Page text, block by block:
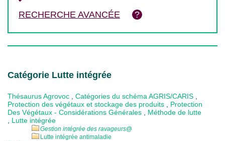
RECHERCHE AVANCÉE
Catégorie Lutte intégrée
Thésaurus Agrovoc Catégories du schéma AGRIS/CARIS
Protection des végétaux et stockage des produits
Protection
Des Végétaux - Considérations Générales
Méthode de lutte
Lutte intégrée
Gestion intégrée des ravageurs@
Lutte intégrée antimaladie